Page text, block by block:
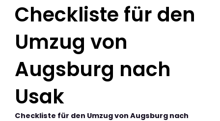
Checkliste für den
Umzug von
Augsburg nach
Usak
Checkliste für den Umzug von Augsburg nach